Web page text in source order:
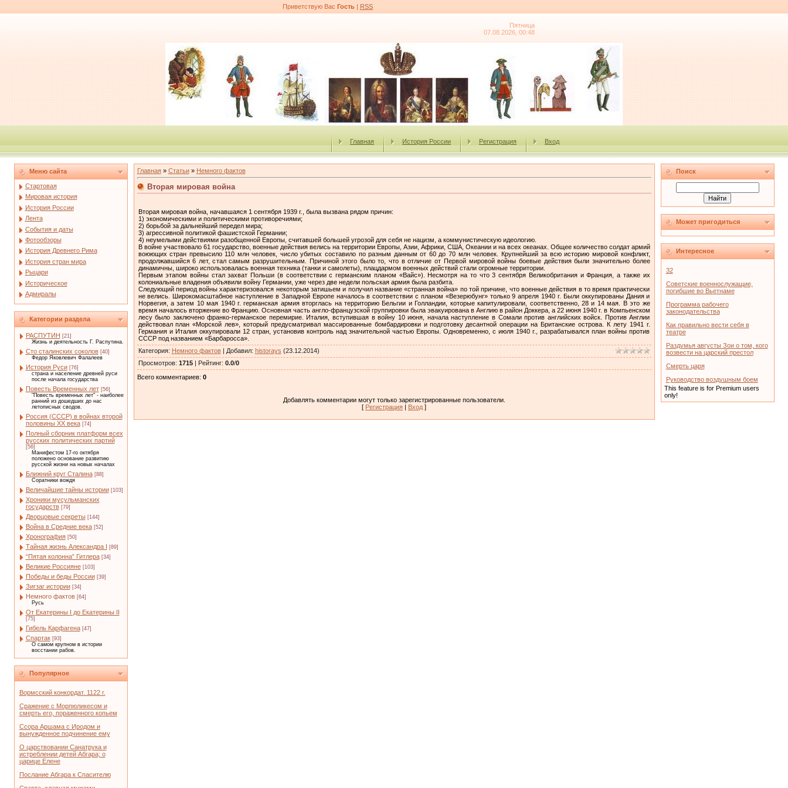
Приветствую Вас Гость | RSS
Пятница
07.08.2026, 00:48
Главная История России Регистрация Вход
Меню сайта
Стартовая
Мировая история
История России
Лента
События и даты
Фотообзоры
История Древнего Рима
История стран мира
Рыцари
Историческое
Адмиралы
Категории раздела
РАСПУТИН [21]
Жизнь и деятельность Г. Распутина.
Сто сталинских соколов [40]
Федор Яковлевич Фалалеев
История Руси [76]
страна и население древней руси
после начала государства
Повесть Временных лет [56]
"Повесть временных лет" - наиболее
ранний из дошедших до нас
летописных сводов.
Россия (СССР) в войнах второй
половины XX века [74]
Полный сборник платформ всех
русских политических партий
[56]
Манифестом 17-го октября
положено основание развитию
русской жизни на новых началах
Ближний круг Сталина [88]
Соратники вождя
Величайшие тайны истории [103]
Хроники мусульманских
государств [79]
Дворцовые секреты [144]
Война в Средние века [52]
Хронография [50]
Тайная жизнь Александра I [89]
“Пятая колонна” Гитлера [34]
Великие Россияне [103]
Победы и беды России [39]
Зигзаг истории [34]
Немного фактов [64]
Русь
От Екатерины I до Екатерины II
[75]
Гибель Карфагена [47]
Спартак [93]
О самом крупном в истории
восстании рабов.
Популярное
Вормсский конкордат. 1122 г.
Сражение с Морпюликесом и
смерть его, пораженного копьем
Ссора Аршама с Иродом и
вынужденное подчинение ему
О царствовании Санатрука и
истреблении детей Абгара; о
царице Елене
Послание Абгара к Спасителю
Главная» Статьи» Немного фактов
Вторая мировая война
Вторая мировая война, начавшаяся 1 сентября 1939 г., была вызвана рядом причин:
1) экономическими и политическими противоречиями;
2) борьбой за дальнейший передел мира;
3) агрессивной политикой фашистской Германии;
4) неумелыми действиями разобщенной Европы, считавшей большей угрозой для себя не нацизм, а коммунистическую идеологию.
В войне участвовало 61 государство, военные действия велись на территории Европы, Азии, Африки, США, Океании и на всех океанах. Общее количество солдат армий
воюющих стран превысило 110 млн человек, число убитых составило по разным данным от 60 до 70 млн человек. Крупнейший за всю историю мировой конфликт,
продолжавшийся 6 лет, стал самым разрушительным. Причиной этого было то, что в отличие от Первой мировой войны боевые действия были значительно более
динамичны, широко использовалась военная техника (танки и самолеты), плацдармом военных действий стали огромные территории.
Первым этапом войны стал захват Польши (в соответствии с германским планом «Вайс»). Несмотря на то что 3 сентября Великобритания и Франция, а также их
колониальные владения объявили войну Германии, уже через две недели польская армия была разбита.
Следующий период войны характеризовался некоторым затишьем и получил название «странная война» по той причине, что военные действия в то время практически
не велись. Широкомасштабное наступление в Западной Европе началось в соответствии с планом «Везерюбунг» только 9 апреля 1940 г. Были оккупированы Дания и
Норвегия, а затем 10 мая 1940 г. германская армия вторглась на территорию Бельгии и Голландии, которые капитулировали, соответственно, 28 и 14 мая. В это же
время началось вторжение во Францию. Основная часть англо-французской группировки была эвакуирована в Англию в район Доккера, а 22 июня 1940 г. в Компьенском
лесу было заключено франко-германское перемирие. Италия, вступившая в войну 10 июня, начала наступление в Сомали против английских войск. Против Англии
действовал план «Морской лев», который предусматривал массированные бомбардировки и подготовку десантной операции на Британские острова. К лету 1941 г.
Германия и Италия оккупировали 12 стран, установив контроль над значительной частью Европы. Одновременно, с июля 1940 г., разрабатывался план войны против
СССР под названием «Барбаросса».
Категория: Немного фактов| Добавил: historays (23.12.2014)
Просмотров: 1715| Рейтинг: 0.0/0
Всего комментариев: 0
Добавлять комментарии могут только зарегистрированные пользователи.
[ Регистрация | Вход ]
Поиск
Может пригодиться
Интересное
32
Советские военнослужащие,
погибшие во Вьетнаме
Программа рабочего
законодательства
Как правильно вести себя в
театре
Раздумья августы Зои о том, кого
возвести на царский престол
Смерть царя
Руководство воздушным боем
This feature is for Premium users
only!